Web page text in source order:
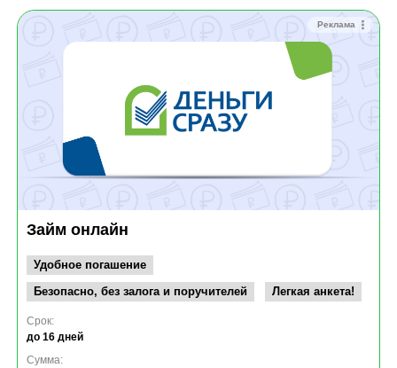
Реклама
Займ онлайн
Удобное погашение
Безопасно, без залога и поручителей
Легкая анкета!
Срок:
до 16 дней
Сумма: